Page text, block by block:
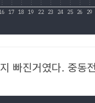
빠진거였다. 중동